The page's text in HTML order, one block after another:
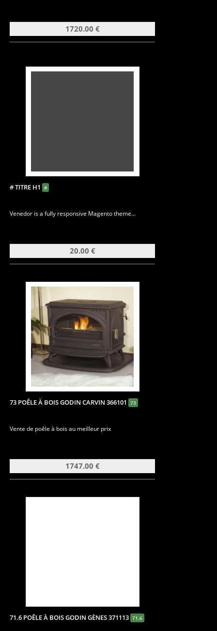
1720.00 €
# TITRE H1 #
Venedor is a fully responsive Magento theme...
20.00 €
73 POÊLE À BOIS GODIN CARVIN 366101 73
Vente de poêle à bois au meilleur prix
1747.00 €
71.6 POÊLE À BOIS GODIN GÈNES 371113 71.6